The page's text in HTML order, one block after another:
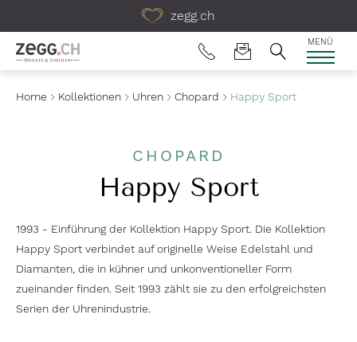
zegg.ch
MENÜ
Home Kollektionen Uhren Chopard Happy Sport
CHOPARD
Happy Sport
1993 - Einführung der Kollektion Happy Sport. Die Kollektion
Happy Sport verbindet auf originelle Weise Edelstahl und
Diamanten, die in kühner und unkonventioneller Form
zueinander finden. Seit 1993 zählt sie zu den erfolgreichsten
Serien der Uhrenindustrie.